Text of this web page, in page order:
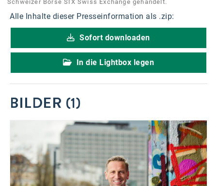
Schweizer Börse SIX Swiss Exchange gehandelt.
Alle Inhalte dieser Presseinformation als .zip:
Sofort downloaden
In die Lightbox legen
BILDER (1)